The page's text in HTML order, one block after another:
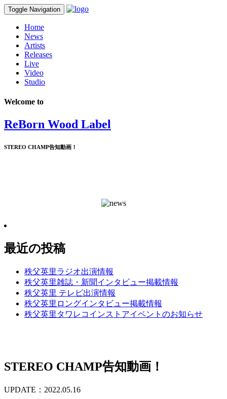
Toggle Navigation
Home
News
Artists
Releases
Live
Video
Studio
Welcome to
ReBorn Wood Label
STEREO CHAMP告知動画！
最近の投稿
秩父英里ラジオ出演情報
秩父英里雑誌・新聞インタビュー掲載情報
秩父英里 テレビ出演情報
秩父英里ロングインタビュー掲載情報
秩父英里タワレコインストアイベントのお知らせ
STEREO CHAMP告知動画！
UPDATE：2022.05.16